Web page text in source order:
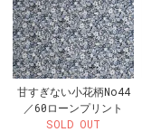
甘すぎない小花柄No44
／60ローンプリント
SOLD OUT